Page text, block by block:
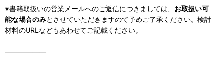
※書籍取扱いの営業メールへのご返信につきましては、 お取扱い可
能な場合のみとさせていただきますので予めご了承ください。検討
材料のURLなどもあわせてご記載ください。
――――――